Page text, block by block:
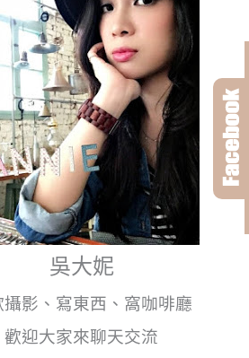
吳大妮
攝影、寫東西、窩咖啡廳
歡迎大家來聊天交流